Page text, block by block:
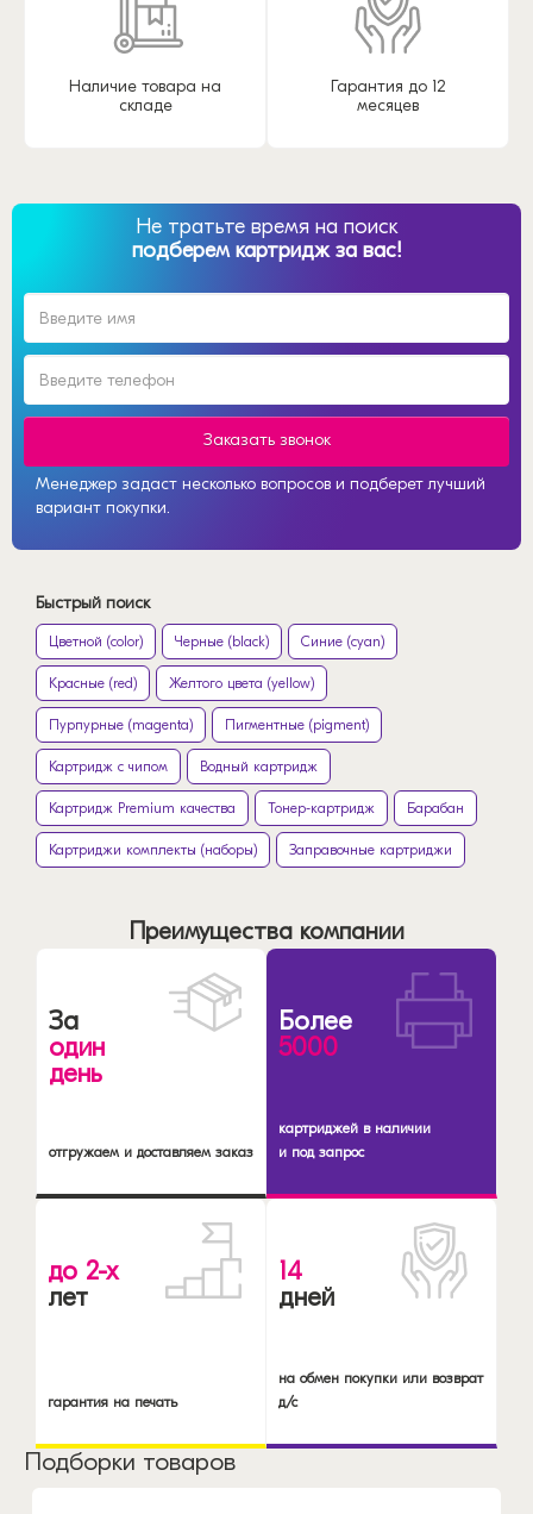
Наличие товара на
складе
Гарантия до 12
месяцев
Не тратьте время на поиск
подберем картридж за вас!
Заказать звонок
Менеджер задаст несколько вопросов и подберет лучший
вариант покупки.
Быстрый поиск
Цветной (color) Черные (black) Синие (cyan)
Красные (red) Желтого цвета (yellow)
Пурпурные (magenta) Пигментные (pigment)
Картридж с чипом Водный картридж
Картридж Premium качества Тонер-картридж Барабан
Картриджи комплекты (наборы) Заправочные картриджи
Преимущества компании
За
один
день
отгружаем и доставляем заказ
Более
5000
картриджей в наличии
и под запрос
до 2-х
лет
гарантия на печать
14
дней
на обмен покупки или возврат
д/с
Подборки товаров